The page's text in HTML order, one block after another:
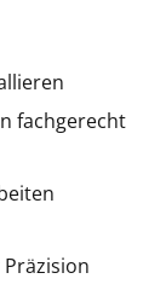
fachgerecht